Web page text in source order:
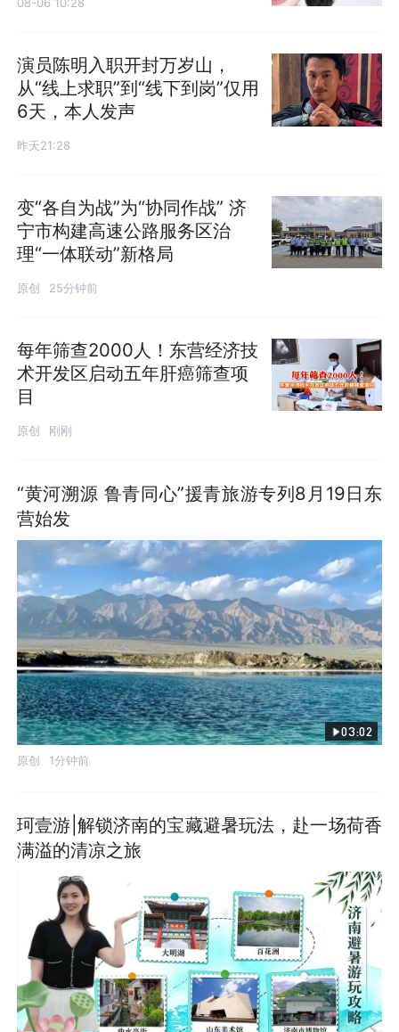
08-06 10:28
演员陈明入职开封万岁山，
从“线上求职”到“线下到岗”仅用
6天，本人发声
昨天21:28
变“各自为战”为“协同作战” 济
宁市构建高速公路服务区治
理“一体联动”新格局
原创 25分钟前
每年筛查2000人！东营经济技
术开发区启动五年肝癌筛查项
目
原创 刚刚
“黄河溯源 鲁青同心”援青旅游专列8月19日东
营始发
03:02
原创 1分钟前
珂壹游|解锁济南的宝藏避暑玩法，赴一场荷香
满溢的清凉之旅